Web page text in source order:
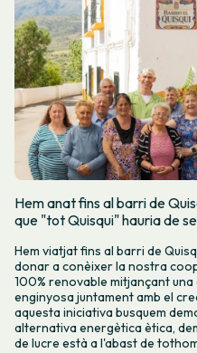
Hem anat fins al barri de
que "tot Quisqui" hauria de
Hem viatjat fins al barri de
donar a conèixer la nostra
100% renovable mitjançant
enginyosa juntament amb el
aquesta iniciativa busquem
alternativa energètica ètica,
de lucre està a l'abast de